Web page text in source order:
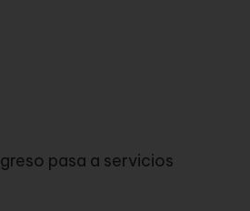
pasa a servicios